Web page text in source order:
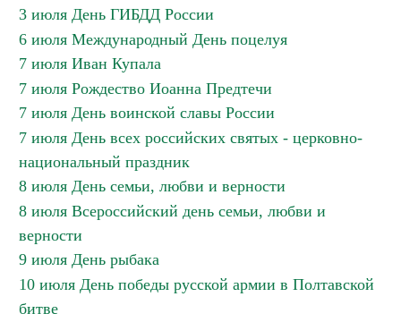
3 июля День ГИБДД России
6 июля Международный День поцелуя
7 июля Иван Купала
7 июля Рождество Иоанна Предтечи
7 июля День воинской славы России
7 июля День всех российских святых - церковно-
национальный праздник
8 июля День семьи, любви и верности
8 июля Всероссийский день семьи, любви и
верности
9 июля День рыбака
10 июля День победы русской армии в Полтавской
битве